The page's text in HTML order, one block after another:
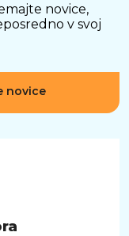
novice,
v svoj
novice